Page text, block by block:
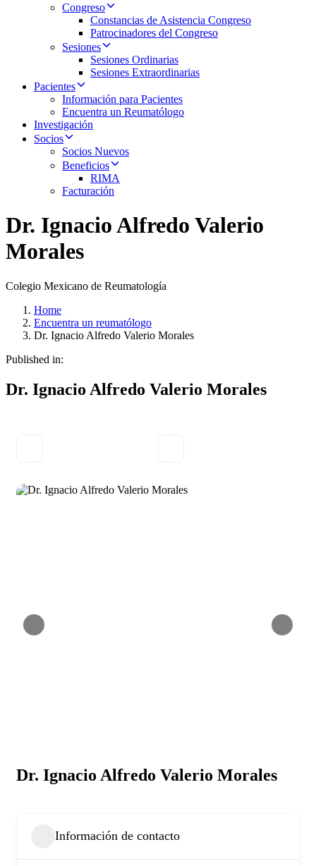
Congreso
Constancias de Asistencia Congreso
Patrocinadores del Congreso
Sesiones
Sesiones Ordinarias
Sesiones Extraordinarias
Pacientes
Información para Pacientes
Encuentra un Reumatólogo
Investigación
Socios
Socios Nuevos
Beneficios
RIMA
Facturación
Dr. Ignacio Alfredo Valerio
Morales
Colegio Mexicano de Reumatología
Home
Encuentra un reumatólogo
Dr. Ignacio Alfredo Valerio Morales
Published in:
Dr. Ignacio Alfredo Valerio Morales
Dr. Ignacio Alfredo Valerio Morales
Información de contacto